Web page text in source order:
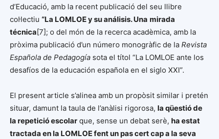
d’Educació, amb la recent publicació del seu llibre
col·lectiu “La LOMLOE y su análisis. Una mirada
técnica [7]; o del món de la recerca acadèmica, amb la
pròxima publicació d’un número monogràfic de la Revista
Española de Pedagogía sota el títol “La LOMLOE ante los
desafíos de la educación española en el siglo XXI”.
El present article s’alinea amb un propòsit similar i pretén
situar, damunt la taula de l’anàlisi rigorosa, la qüestió de
la repetició escolar que, sense un debat serè, ha estat
tractada en la LOMLOE fent un pas cert cap a la seva